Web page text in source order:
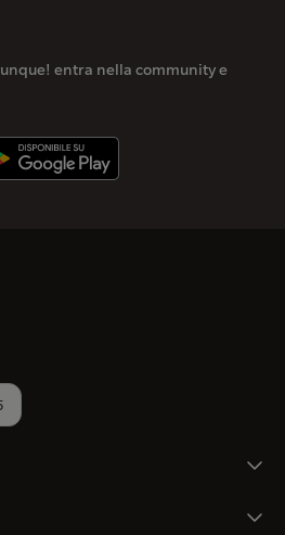
entra nella community e